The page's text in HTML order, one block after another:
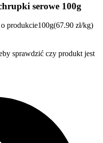
serowe 100g
produkcie100g(67.90 zł/kg)
sprawdzić czy produkt jest